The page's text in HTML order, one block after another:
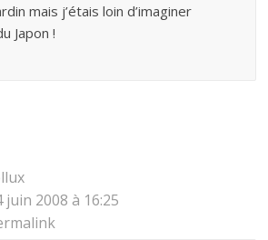
mais j’étais loin d’imaginer
Japon !
juin 2008 à 16:25